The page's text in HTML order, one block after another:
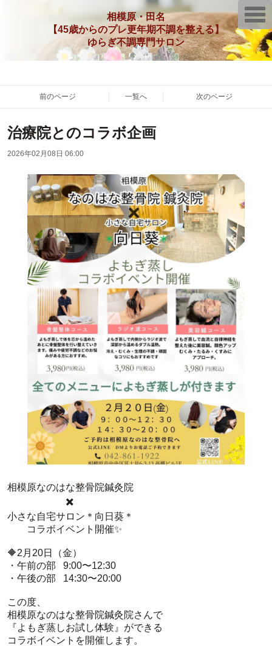
相模原・田名
【45歳からのプレ更年期不調を整える】
ゆらぎ不調専門サロン
前のページ 一覧へ 次のページ
治療院とのコラボ企画
2026年02月08日 06:00
相模原なのはな整骨院鍼灸院
✖️
小さな自宅サロン＊向日葵＊
コラボイベント開催✨
🔶2月20日（金）
・午前の部 9:00〜12:30
・午後の部 14:30〜20:00
この度、
相模原なのはな整骨院鍼灸院さんで
『よもぎ蒸しお試し体験』ができる
コラボイベントを開催します。
T
o
g
g
e
v
a